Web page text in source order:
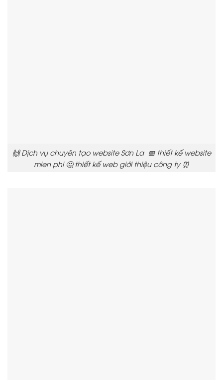
🙌 Dịch vụ chuyên tạo website Sơn La 📅 thiết kế website
mien phi 🤔 thiết kế web giới thiệu công ty ⏰